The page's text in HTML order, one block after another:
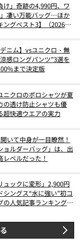
け」奇跡の4,990円、ワ
凄い万能バッグ…ほか
ングベスト3】（2026年
ニム】vsユニクロ・無
感ロングパンツ”3選を
まで決定版
ニクロのポロシャツが夏
の透け防止シャツも優
超快適ウエアの実力
いて中身が一目瞭然！
ョルダーバッグ」は、出
ベルだった！
ックに変形」2,900円
ングス“水に強い”初コ
人気記事ランキングベ